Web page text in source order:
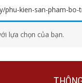
phu-kien-san-pham-bo-
lựa chọn của bạn.